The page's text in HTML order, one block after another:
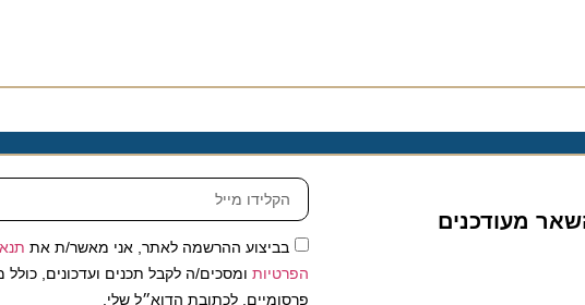
מעודכנים
בביצוע ההרשמה לאתר, אני מאשר/ת אתתנאי
הפרטיותומסכים/ה לקבל תכנים ועדכונים, כולל
פרסומיים, לכתובת הדוא״ל שלי.